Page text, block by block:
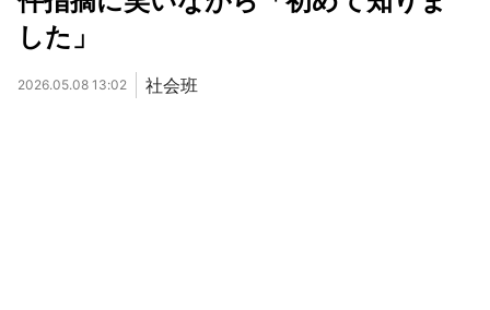
した」
2026.05.08 13:02 社会班